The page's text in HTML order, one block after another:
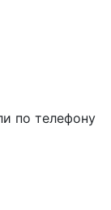
по телефону